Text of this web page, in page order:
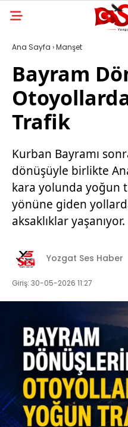
Ana Sayfa ›Manşet
Bayram
Trafik
Kurban Bayramı
dönüşüyle birlikte
kara yolunda yoğun
yönüne giden
aksaklıklar yaşanıyor.
Yozgat Ses Haber
Giriş: 30-05-2026 11:27